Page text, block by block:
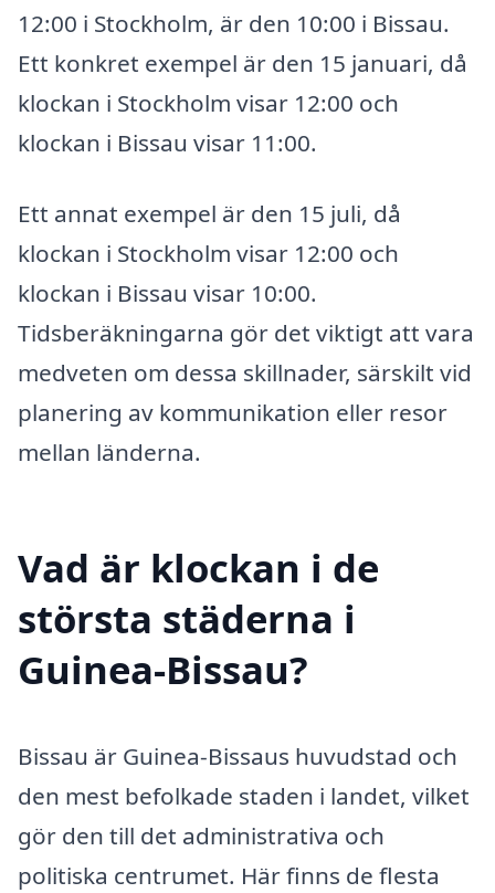
12:00 i Stockholm, är den 10:00 i Bissau.
Ett konkret exempel är den 15 januari, då
klockan i Stockholm visar 12:00 och
klockan i Bissau visar 11:00.
Ett annat exempel är den 15 juli, då
klockan i Stockholm visar 12:00 och
klockan i Bissau visar 10:00.
Tidsberäkningarna gör det viktigt att vara
medveten om dessa skillnader, särskilt vid
planering av kommunikation eller resor
mellan länderna.
Vad är klockan i de
största städerna i
Guinea-Bissau?
Bissau är Guinea-Bissaus huvudstad och
den mest befolkade staden i landet, vilket
gör den till det administrativa och
politiska centrumet. Här finns de flesta